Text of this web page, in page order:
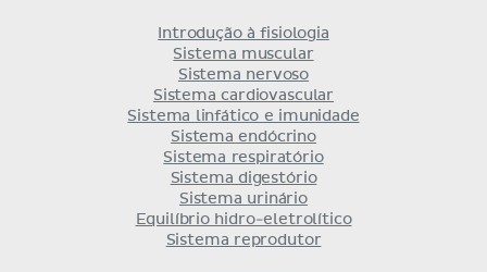
Introdução à fisiologia
Sistema muscular
Sistema nervoso
Sistema cardiovascular
Sistema linfático e imunidade
Sistema endócrino
Sistema respiratório
Sistema digestório
Sistema urinário
Equilíbrio hidro-eletrolítico
Sistema reprodutor